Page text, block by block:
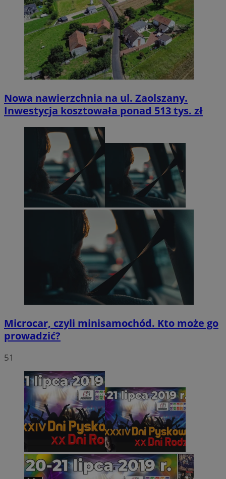
Nowa nawierzchnia na ul. Zaolszany.
Inwestycja kosztowała ponad 513 tys. zł
Microcar, czyli minisamochód. Kto może go
prowadzić?
51